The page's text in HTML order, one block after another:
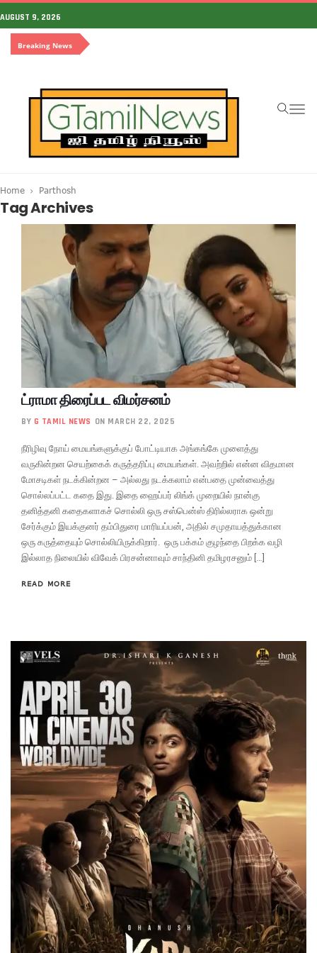
AUGUST 9, 2026
Breaking News
Home Parthosh
Tag Archives
ட்ராமா திரைப்பட விமர்சனம்
BY G TAMIL NEWS ON MARCH 22, 2025
நீரிழிவு நோய் மையங்களுக்குப் போட்டியாக அங்கங்கே முளைத்து
வருகின்றன செயற்கைக் கருத்தரிப்பு மையங்கள். அவற்றில் என்ன விதமான
மோசடிகள் நடக்கின்றன – அல்லது நடக்கலாம் என்பதை முன்வைத்து
சொல்லப்பட்ட கதை இது. இதை ஹைப்பர் லிங்க் முறையில் நான்கு
தனித்தனி கதைகளாகச் சொல்லி ஒரு சஸ்பென்ஸ் திரில்லராக ஒன்று
சேர்க்கும் இயக்குனர் தம்பிதுரை மாரியப்பன், அதில் சமுதாயத்துக்கான
ஒரு கருத்தையும் சொல்லியிருக்கிறார். ஒரு பக்கம் குழந்தை பிறக்க வழி
இல்லாத நிலையில் விவேக் பிரசன்னாவும் சாந்தினி தமிழரசனும் […]
READ MORE